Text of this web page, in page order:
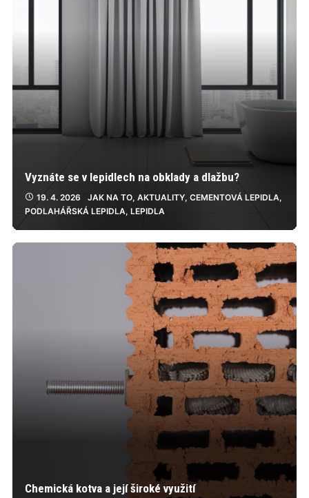
Vyznáte se v lepidlech na obklady a dlažbu?
19. 4. 2026 JAK NA TO, AKTUALITY, CEMENTOVÁ LEPIDLA,
PODLAHÁŘSKÁ LEPIDLA, LEPIDLA
Chemická kotva a její široké využití